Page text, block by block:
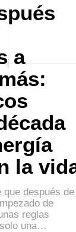
a
la
que después de
de
reglas
una…